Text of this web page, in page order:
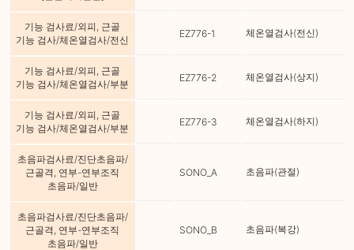
기능 검사료/외피, 근골
기능 검사/체온열검사/전신
EZ776-1 체온열검사(전신)
기능 검사료/외피, 근골
기능 검사/체온열검사/부분
EZ776-2 체온열검사(상지)
기능 검사료/외피, 근골
기능 검사/체온열검사/부분
EZ776-3 체온열검사(하지)
초음파검사료/진단초음파/
근골격, 연부-연부조직
초음파/일반
SONO_A 초음파(관절)
초음파검사료/진단초음파/
근골격, 연부-연부조직
초음파/일반
SONO_B 초음파(복강)